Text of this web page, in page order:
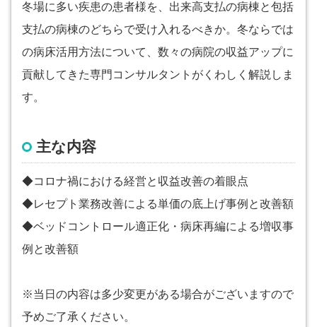
冬場に多い疾患の患者様を、出来高支払の病棟と包括
支払の病棟のどちらで受け入れるべきか。冬ならでは
の病床活用方法について、数々の病院の収益アップに
貢献してきた専門コンサルタントがくわしく解説しま
す。
主な内容
◆コロナ禍における経営と収益改善の着眼点
◆レセプト業務改善による単価の底上げ事例と改善額
◆ベッドコントロール適正化・病床再編による増収事
例と改善額
※当日の内容は多少変更がある場合がございますので
予めご了承ください。